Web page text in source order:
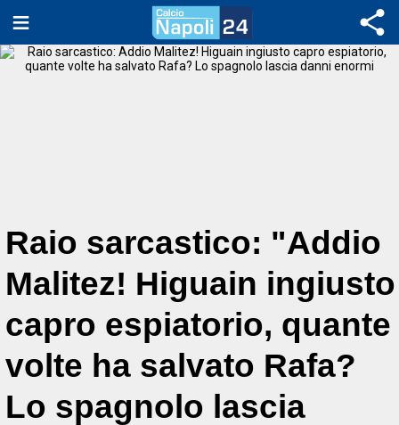
Raio sarcastico: "Addio
Malitez! Higuain ingiusto
capro espiatorio, quante
volte ha salvato Rafa?
Lo spagnolo lascia